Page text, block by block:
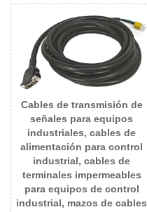
Cables de transmisión de
señales para equipos
industriales, cables de
alimentación para control
industrial, cables de
terminales impermeables
para equipos de control
industrial, mazos de cables